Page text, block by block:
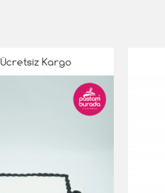
Ücretsiz Kargo